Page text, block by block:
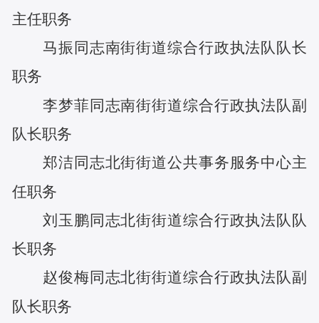
主任职务
马振 同志南街街道综合行政执法队队长
职务
李梦菲 同志南街街道综合行政执法队副
队长职务
郑洁 同志北街街道公共事务服务中心主
任职务
刘玉鹏同志北街街道综合行政执法队队
长职务
赵俊梅 同志北街街道综合行政执法队副
队长职务